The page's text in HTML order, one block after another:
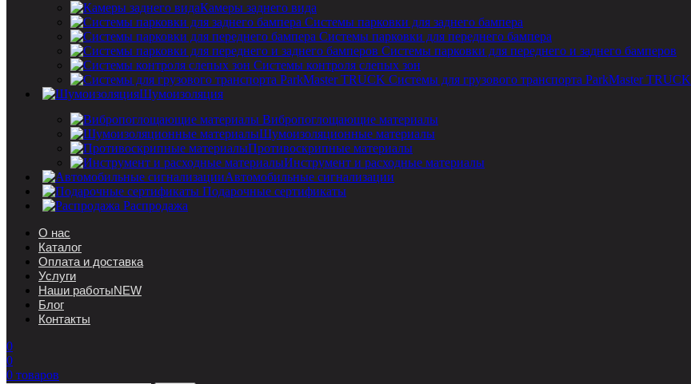
Камеры заднего вида
Системы парковки для заднего бампера
Системы парковки для переднего бампера
Системы парковки для переднего и заднего бамперов
Системы контроля слепых зон
Системы для грузового транспорта ParkMaster TRUCK
Шумоизоляция
Вибропоглощающие материалы
Шумоизоляционные материалы
Противоскрипные материалы
Инструмент и расходные материалы
Автомобильные сигнализации
Подарочные сертификаты
Распродажа
О нас
Каталог
Оплата и доставка
Услуги
Наши работыNEW
Блог
Контакты
0
0
0 товаров